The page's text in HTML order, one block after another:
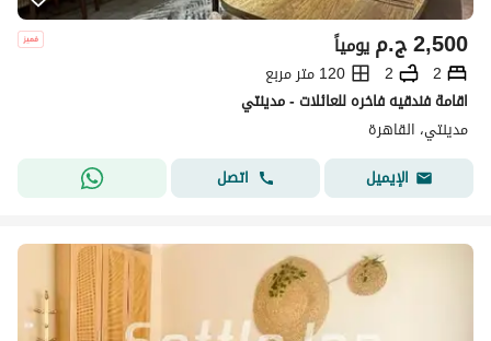
ج.م2,500 يومياً
2
2
120 متر مربع
اقامة فندقيه فاخره للعائلات - مدينتي
مدينتي، القاهرة
الإيميل
اتصل